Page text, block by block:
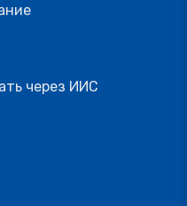
через ИИС